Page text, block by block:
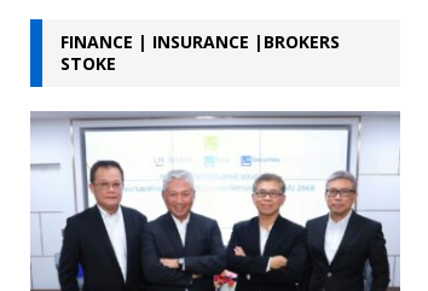
FINANCE | INSURANCE |BROKERS
STOKE